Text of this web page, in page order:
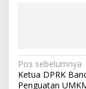
N
a
Pos sebelumnya
Ketua DPRK
Penguatan